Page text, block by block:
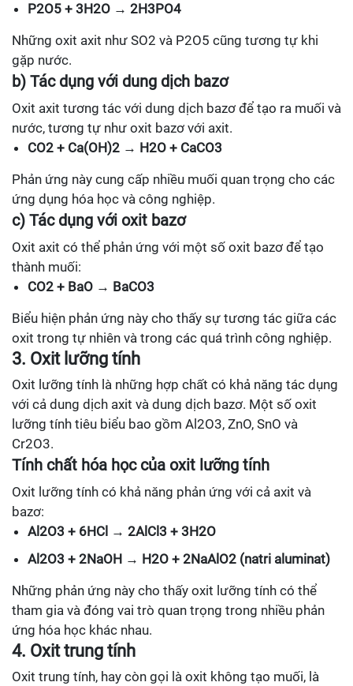
P2O5 + 3H2O → 2H3PO4
Những oxit axit như SO2 và P2O5 cũng tương tự khi
gặp nước.
b) Tác dụng với dung dịch bazơ
Oxit axit tương tác với dung dịch bazơ để tạo ra muối và
nước, tương tự như oxit bazơ với axit.
CO2 + Ca(OH)2 → H2O + CaCO3
Phản ứng này cung cấp nhiều muối quan trọng cho các
ứng dụng hóa học và công nghiệp.
c) Tác dụng với oxit bazơ
Oxit axit có thể phản ứng với một số oxit bazơ để tạo
thành muối:
CO2 + BaO → BaCO3
Biểu hiện phản ứng này cho thấy sự tương tác giữa các
oxit trong tự nhiên và trong các quá trình công nghiệp.
3. Oxit lưỡng tính
Oxit lưỡng tính là những hợp chất có khả năng tác dụng
với cả dung dịch axit và dung dịch bazơ. Một số oxit
lưỡng tính tiêu biểu bao gồm Al2O3, ZnO, SnO và
Cr2O3.
Tính chất hóa học của oxit lưỡng tính
Oxit lưỡng tính có khả năng phản ứng với cả axit và
bazơ:
Al2O3 + 6HCl → 2AlCl3 + 3H2O
Al2O3 + 2NaOH → H2O + 2NaAlO2 (natri aluminat)
Những phản ứng này cho thấy oxit lưỡng tính có thể
tham gia và đóng vai trò quan trọng trong nhiều phản
ứng hóa học khác nhau.
4. Oxit trung tính
Oxit trung tính, hay còn gọi là oxit không tạo muối, là